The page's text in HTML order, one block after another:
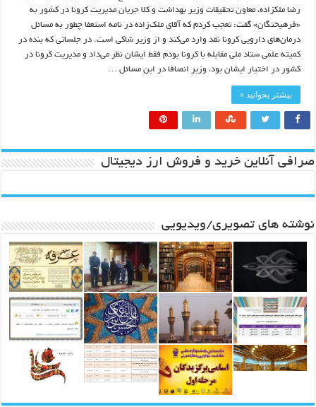
رضا ملک‎زاده، معاون تحقیقات وزیر بهداشت و کلا جریان مدیریت کرونا در کشور به
«فرهیختگان» گفت: تعجب کردم که آقای ملک‌زاده در نامه استعفا چطور به مسائل
درمان‌های دارویی کرونا نقد وارد می‌کند و از وزیر شاکی است. در جلساتی که بنده در
کمیته علمی ستاد ملی مقابله با کرونا بودم فقط ایشان نظر می‌داد و مدیریت کرونا در
کشور در اختیار ایشان بود، وزیر انصافا در این مسائل …
بیشتر بخوانید »
صرافی آنلاین خرید و فروش ارز دیجیتال
نوشته های تصویری/ویدیویی